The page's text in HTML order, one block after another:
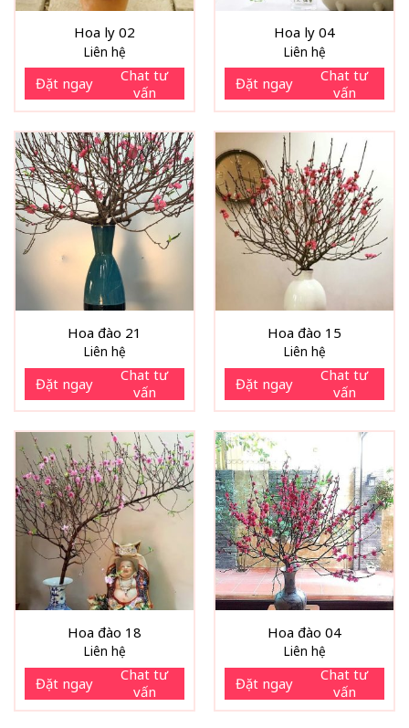
Hoa ly 02
Liên hệ
Đặt ngay
Chat tư
vấn
Hoa ly 04
Liên hệ
Đặt ngay
Chat tư
vấn
Hoa đào 21
Liên hệ
Đặt ngay
Chat tư
vấn
Hoa đào 15
Liên hệ
Đặt ngay
Chat tư
vấn
Hoa đào 18
Liên hệ
Đặt ngay
Chat tư
vấn
Hoa đào 04
Liên hệ
Đặt ngay
Chat tư
vấn